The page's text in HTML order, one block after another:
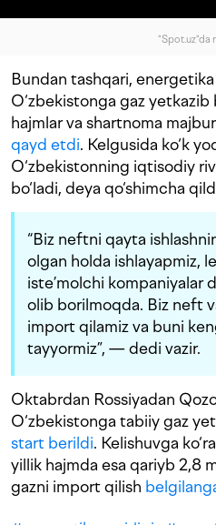
"Spot.uz"da
Bundan tashqari,
O‘zbekistonga gaz yetkazib
hajmlar va shartnoma
qayd etdi. Kelgusida ko‘k
O‘zbekistonning iqtisodiy
bo‘ladi, deya qo‘shimcha
“Biz neftni qayta
olgan holda ishlayapmiz,
iste’molchi kompaniyalar
olib borilmoqda. Biz neft
import qilamiz va buni
tayyormiz”, — dedi vazir.
Oktabrdan Rossiyadan
O‘zbekistonga tabiiy gaz
start berildi. Kelishuvga
yillik hajmda esa qariyb 2,8
gazni import qilish